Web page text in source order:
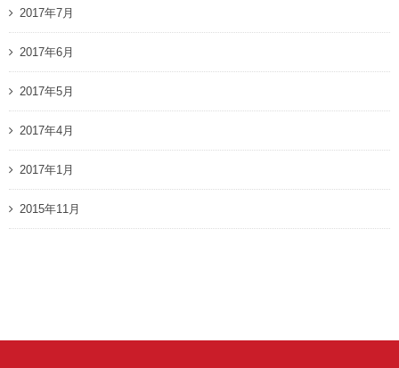
2017年7月
2017年6月
2017年5月
2017年4月
2017年1月
2015年11月